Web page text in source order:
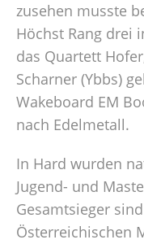
zusehen musste
Höchst Rang drei
das Quartett
Scharner (Ybbs)
Wakeboard EM
nach Edelmetall.
In Hard wurden
Jugend- und
Gesamtsieger
Österreichischen